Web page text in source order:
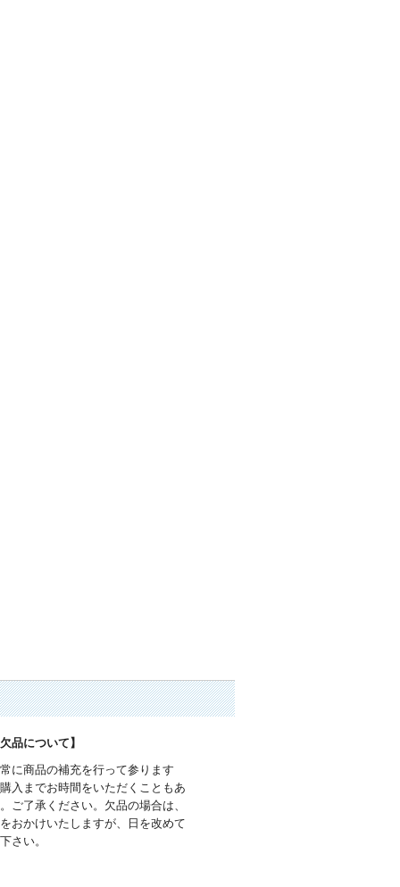
品について】
に商品の補充を行って参ります
入までお時間をいただくこともあ
ご了承ください。欠品の場合は、
おかけいたしますが、日を改めて
さい。